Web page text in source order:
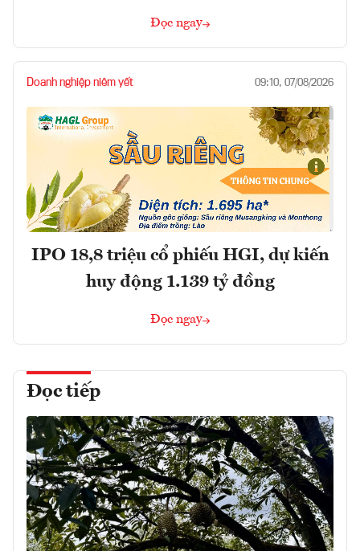
Đọc ngay
Doanh nghiệp niêm yết 09:10, 07/08/2026
IPO 18,8 triệu cổ phiếu HGI, dự kiến
huy động 1.139 tỷ đồng
Đọc ngay
Đọc tiếp